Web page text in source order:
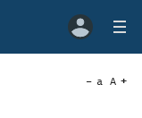
a A